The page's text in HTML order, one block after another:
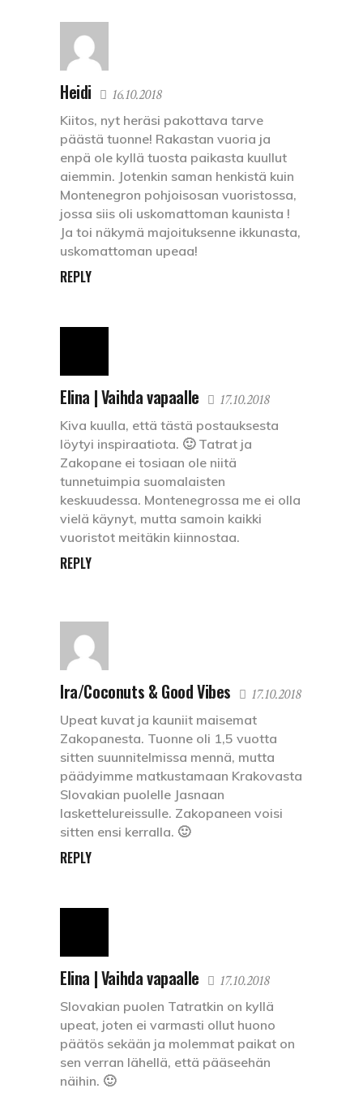
Heidi 16.10.2018
Kiitos, nyt heräsi pakottava tarve
päästä tuonne! Rakastan vuoria ja
enpä ole kyllä tuosta paikasta kuullut
aiemmin. Jotenkin saman henkistä kuin
Montenegron pohjoisosan vuoristossa,
jossa siis oli uskomattoman kaunista !
Ja toi näkymä majoituksenne ikkunasta,
uskomattoman upeaa!
REPLY
Elina | Vaihda vapaalle 17.10.2018
Kiva kuulla, että tästä postauksesta
löytyi inspiraatiota. 🙂 Tatrat ja
Zakopane ei tosiaan ole niitä
tunnetuimpia suomalaisten
keskuudessa. Montenegrossa me ei olla
vielä käynyt, mutta samoin kaikki
vuoristot meitäkin kiinnostaa.
REPLY
Ira/Coconuts & Good Vibes 17.10.2018
Upeat kuvat ja kauniit maisemat
Zakopanesta. Tuonne oli 1,5 vuotta
sitten suunnitelmissa mennä, mutta
päädyimme matkustamaan Krakovasta
Slovakian puolelle Jasnaan
laskettelureissulle. Zakopaneen voisi
sitten ensi kerralla. 🙂
REPLY
Elina | Vaihda vapaalle 17.10.2018
Slovakian puolen Tatratkin on kyllä
upeat, joten ei varmasti ollut huono
päätös sekään ja molemmat paikat on
sen verran lähellä, että pääseehän
näihin. 🙂